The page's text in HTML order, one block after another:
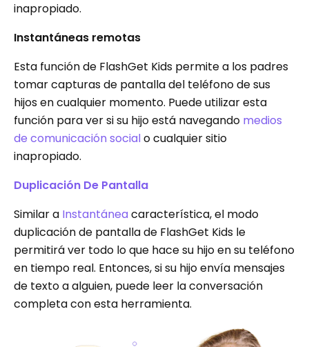
inapropiado.
Instantáneas remotas
Esta función de FlashGet Kids permite a los padres
tomar capturas de pantalla del teléfono de sus
hijos en cualquier momento. Puede utilizar esta
función para ver si su hijo está navegando medios
de comunicación socialo cualquier sitio
inapropiado.
Duplicación De Pantalla
Similar a Instantánea característica, el modo
duplicación de pantalla de FlashGet Kids le
permitirá ver todo lo que hace su hijo en su teléfono
en tiempo real. Entonces, si su hijo envía mensajes
de texto a alguien, puede leer la conversación
completa con esta herramienta.